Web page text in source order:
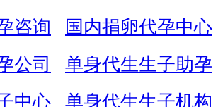
咨询
国内捐卵代孕中心
公司
单身代生生子助孕
中心
单身代生生子机构